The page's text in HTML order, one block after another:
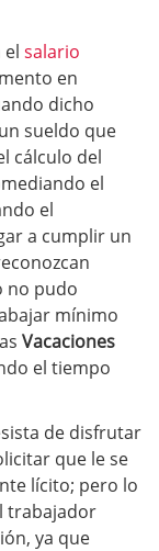
el salario
en
dicho
sueldo que
cálculo del
el
el
a cumplir un
no pudo
mínimo
Vacaciones
el tiempo
de disfrutar
que le se
lícito; pero lo
trabajador
ya que